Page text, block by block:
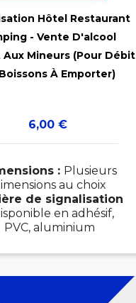
Hôtel Restaurant
- Vente D'alcool
Mineurs (Pour Débit
À Emporter)
Prix
6,00 €
: Plusieurs
au choix
de signalisation
en adhésif,
PVC, aluminium